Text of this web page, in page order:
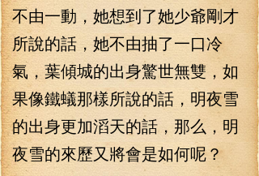
不由一動，她想到了她少爺剛才
所說的話，她不由抽了一口冷
氣，葉傾城的出身驚世無雙，如
果像鐵蟻那樣所說的話，明夜雪
的出身更加滔天的話，那么，明
夜雪的來歷又將會是如何呢？